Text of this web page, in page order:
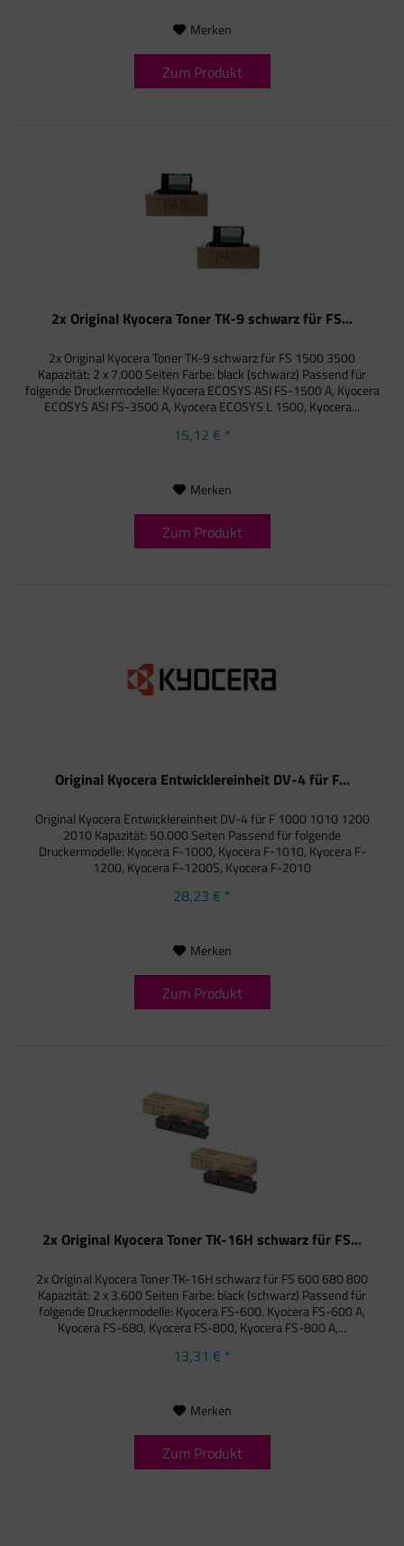
Merken
Zum Produkt
2x Original Kyocera Toner TK-9 schwarz für FS...
2x Original Kyocera Toner TK-9 schwarz für FS 1500 3500
Kapazität: 2 x 7.000 Seiten Farbe: black (schwarz) Passend für
folgende Druckermodelle: Kyocera ECOSYS ASI FS-1500 A, Kyocera
ECOSYS ASI FS-3500 A, Kyocera ECOSYS L 1500, Kyocera...
15,12 € *
Merken
Zum Produkt
Original Kyocera Entwicklereinheit DV-4 für F...
Original Kyocera Entwicklereinheit DV-4 für F 1000 1010 1200
2010 Kapazität: 50.000 Seiten Passend für folgende
Druckermodelle: Kyocera F-1000, Kyocera F-1010, Kyocera F-
1200, Kyocera F-1200S, Kyocera F-2010
28,23 € *
Merken
Zum Produkt
2x Original Kyocera Toner TK-16H schwarz für FS...
2x Original Kyocera Toner TK-16H schwarz für FS 600 680 800
Kapazität: 2 x 3.600 Seiten Farbe: black (schwarz) Passend für
folgende Druckermodelle: Kyocera FS-600, Kyocera FS-600 A,
Kyocera FS-680, Kyocera FS-800, Kyocera FS-800 A,...
13,31 € *
Merken
Zum Produkt